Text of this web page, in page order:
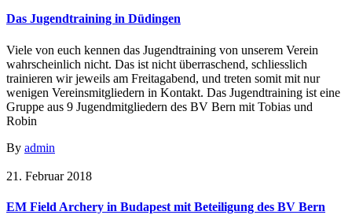
Das Jugendtraining in Düdingen
Viele von euch kennen das Jugendtraining von unserem Verein
wahrscheinlich nicht. Das ist nicht überraschend, schliesslich
trainieren wir jeweils am Freitagabend, und treten somit mit nur
wenigen Vereinsmitgliedern in Kontakt. Das Jugendtraining ist eine
Gruppe aus 9 Jugendmitgliedern des BV Bern mit Tobias und
Robin
By admin
21. Februar 2018
EM Field Archery in Budapest mit Beteiligung des BV Bern